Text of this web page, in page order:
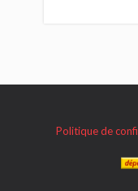
Politique de